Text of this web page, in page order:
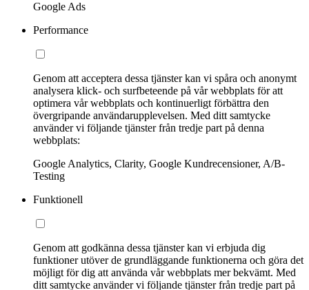
Google Ads
Performance
Genom att acceptera dessa tjänster kan vi spåra och anonymt
analysera klick- och surfbeteende på vår webbplats för att
optimera vår webbplats och kontinuerligt förbättra den
övergripande användarupplevelsen. Med ditt samtycke
använder vi följande tjänster från tredje part på denna
webbplats:
Google Analytics, Clarity, Google Kundrecensioner, A/B-
Testing
Funktionell
Genom att godkänna dessa tjänster kan vi erbjuda dig
funktioner utöver de grundläggande funktionerna och göra det
möjligt för dig att använda vår webbplats mer bekvämt. Med
ditt samtycke använder vi följande tjänster från tredje part på